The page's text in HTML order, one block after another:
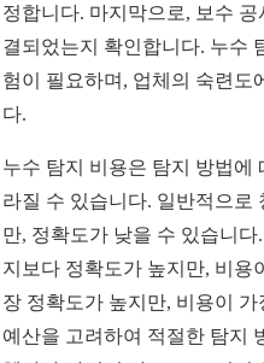
정합니다. 마지막으로, 보수
결되었는지 확인합니다. 누수
험이 필요하며, 업체의 숙련도
다.
누수 탐지 비용은 탐지 방법에
라질 수 있습니다. 일반적으로
만, 정확도가 낮을 수 있습니
지보다 정확도가 높지만, 비용
장 정확도가 높지만, 비용이
예산을 고려하여 적절한 탐지